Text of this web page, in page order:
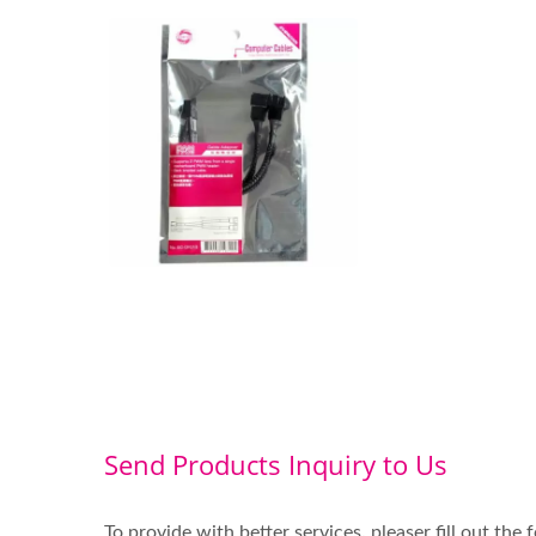
DCファン